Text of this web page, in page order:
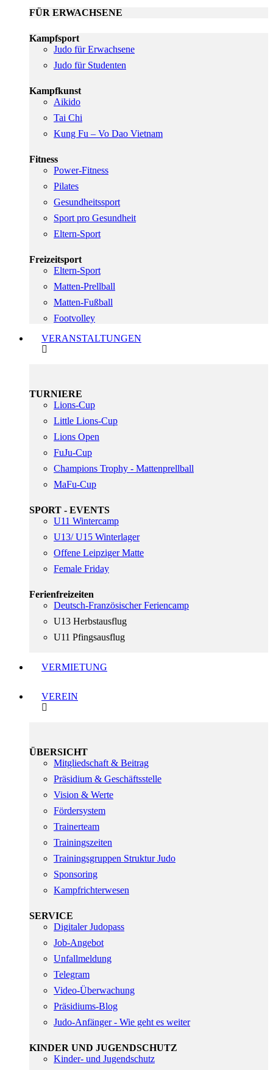
FÜR ERWACHSENE
Kampfsport
Judo für Erwachsene
Judo für Studenten
Kampfkunst
Aikido
Tai Chi
Kung Fu – Vo Dao Vietnam
Fitness
Power-Fitness
Pilates
Gesundheitssport
Sport pro Gesundheit
Eltern-Sport
Freizeitsport
Eltern-Sport
Matten-Prellball
Matten-Fußball
Footvolley
VERANSTALTUNGEN
TURNIERE
Lions-Cup
Little Lions-Cup
Lions Open
FuJu-Cup
Champions Trophy - Mattenprellball
MaFu-Cup
SPORT - EVENTS
U11 Wintercamp
U13/ U15 Winterlager
Offene Leipziger Matte
Female Friday
Ferienfreizeiten
Deutsch-Französischer Feriencamp
U13 Herbstausflug
U11 Pfingsausflug
VERMIETUNG
VEREIN
ÜBERSICHT
Mitgliedschaft & Beitrag
Präsidium & Geschäftsstelle
Vision & Werte
Fördersystem
Trainerteam
Trainingszeiten
Trainingsgruppen Struktur Judo
Sponsoring
Kampfrichterwesen
SERVICE
Digitaler Judopass
Job-Angebot
Unfallmeldung
Telegram
Video-Überwachung
Präsidiums-Blog
Judo-Anfänger - Wie geht es weiter
KINDER UND JUGENDSCHUTZ
Kinder- und Jugendschutz